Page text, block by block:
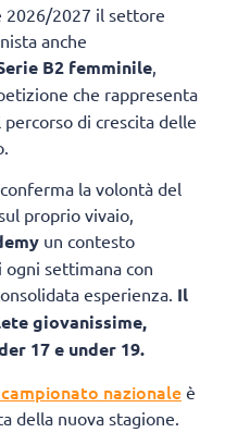
2026/2027 il settore
anche
B2 femminile
che rappresenta
di crescita delle
la volontà del
proprio vivaio,
un contesto
settimana con
esperienza. Il
giovanissime,
17 e under 19.
nazionaleè
della nuova stagione.